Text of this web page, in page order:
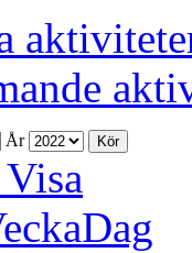
År
Visa
Dag